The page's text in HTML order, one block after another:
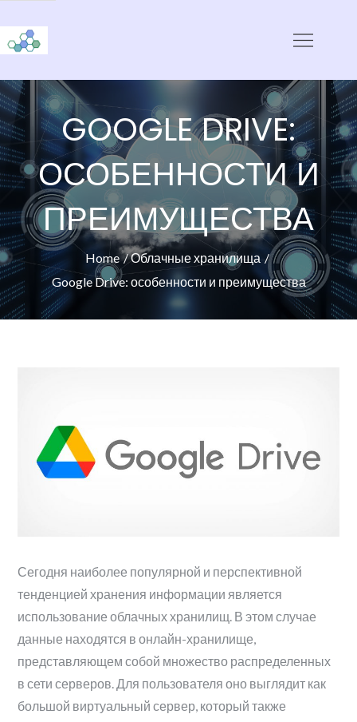
content
GOOGLE DRIVE:
ОСОБЕННОСТИ И
ПРЕИМУЩЕСТВА
Home
Облачные хранилища
Google Drive: особенности и преимущества
Сегодня наиболее популярной и перспективной
тенденцией хранения информации является
использование облачных хранилищ. В этом случае
данные находятся в онлайн-хранилище,
представляющем собой множество распределенных
в сети серверов. Для пользователя оно выглядит как
большой виртуальный сервер, который также